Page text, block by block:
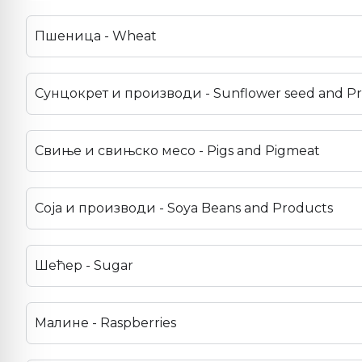
Пшеница - Wheat
Сунцокрет и производи - Sunflower seed and
Свиње и свињско месо - Pigs and Pigmeat
Соја и производи - Soya Beans and Products
Шећер - Sugar
Малине - Raspberries